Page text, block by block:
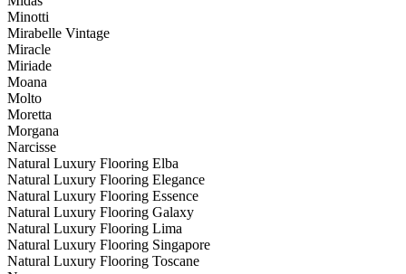
Minotti
Mirabelle Vintage
Miracle
Miriade
Moana
Molto
Moretta
Morgana
Narcisse
Natural Luxury Flooring Elba
Natural Luxury Flooring Elegance
Natural Luxury Flooring Essence
Natural Luxury Flooring Galaxy
Natural Luxury Flooring Lima
Natural Luxury Flooring Singapore
Natural Luxury Flooring Toscane